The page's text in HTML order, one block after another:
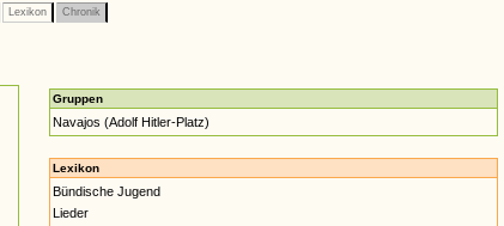
Lexikon Chronik
Gruppen
Navajos (Adolf Hitler-Platz)
Lexikon
Bündische Jugend
Lieder